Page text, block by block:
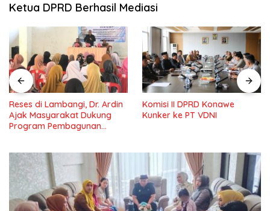
Ketua DPRD Berhasil Mediasi
Reses di Lambangi, Dr. Ardin
Ajak Masyarakat Dukung
Program Pembagunan
Komisi II DPRD Konawe
Kunker ke PT VDNI